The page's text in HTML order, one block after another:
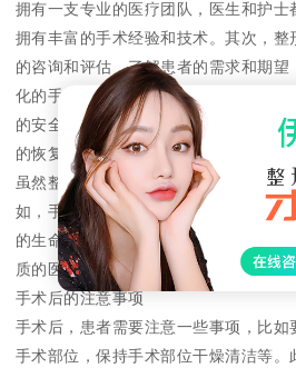
拥有一支专业的医疗团队，医生和护士
拥有丰富的手术经验和技术。其次，整
的咨询和评估，了解患者的需求和期
化的手术方案。手术过程中，医生会
的安全和效果。手术后，医生会进行
的恢复情况。
虽然整形手术是一种安全的美容方式
如，手术后可能会出现感染、出血、
的生命安全。因此，在选择整形医院
质的医院，确保手术的安全和效果。
手术后的注意事项
手术后，患者需要注意一些事项，比
手术部位，保持手术部位干燥清洁等。